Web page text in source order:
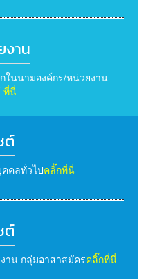
งาน
ในนามองค์กร/หน่วยงาน
ที่นี่
ต์
คลทั่วไปคลิ๊กที่นี่
ต์
าน กลุ่มอาสาสมัครคลิ๊กที่นี่